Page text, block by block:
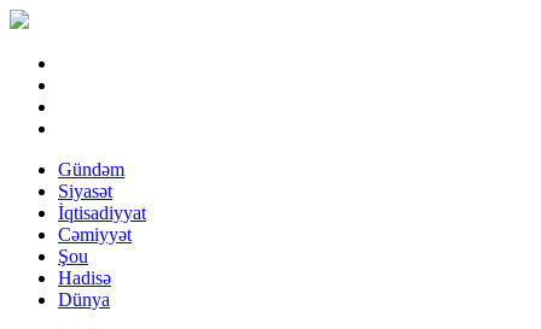
Gündəm
Siyasət
İqtisadiyyat
Cəmiyyət
Şou
Hadisə
Dünya